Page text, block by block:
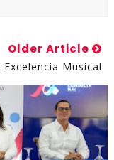
Older Article
Musical